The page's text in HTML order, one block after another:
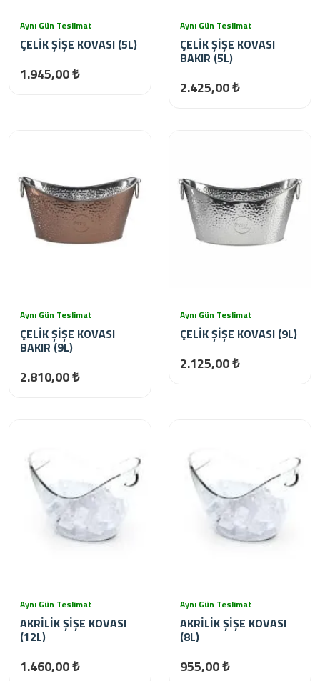
Aynı Gün Teslimat
ÇELİK ŞİŞE KOVASI (5L)
1.945,00 ₺
Aynı Gün Teslimat
ÇELİK ŞİŞE KOVASI
BAKIR (5L)
2.425,00 ₺
Aynı Gün Teslimat
ÇELİK ŞİŞE KOVASI
BAKIR (9L)
2.810,00 ₺
Aynı Gün Teslimat
ÇELİK ŞİŞE KOVASI (9L)
2.125,00 ₺
Aynı Gün Teslimat
AKRİLİK ŞİŞE KOVASI
(12L)
1.460,00 ₺
Aynı Gün Teslimat
AKRİLİK ŞİŞE KOVASI
(8L)
955,00 ₺